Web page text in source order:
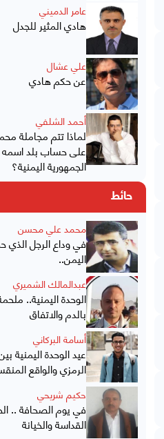
عامر الدميني
هادي المثير للجدل
علي عشال
عن حكم هادي
أحمد الشلفي
لماذا تتم مجاملة
على حساب بلد اسمه
الجمهورية اليمنية؟
حائط
محمد علي محسن
في وداع الرجل الذي
اليمن..
عبدالمالك الشميري
الوحدة اليمنية..
بالدم والاتفاق
أسامة البركاني
عيد الوحدة اليمنية
الرمزي والواقع
حكيم شريحي
في يوم الصحافة ..
القداسة والخيانة